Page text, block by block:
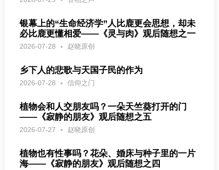
银幕上的“生命经济学”人比鹿更会思想，却未
必比鹿更懂相爱——《灵与肉》观后随想之一
2026-07-28 赵晓原创
乡下人的悲歌与天国子民的作为
2026-07-28 信仰之门
植物会和人交朋友吗？一朵天竺葵打开的门
——《寂静的朋友》观后随想之五
2026-07-27 赵晓原创
植物也有性事吗？花朵、婚床与种子里的一片
海——《寂静的朋友》观后随想之四